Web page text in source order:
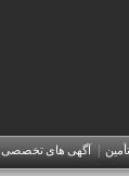
|آگهی های تخصصی